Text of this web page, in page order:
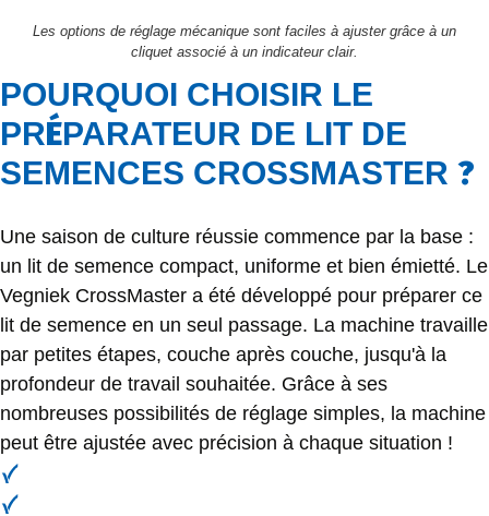
Les options de réglage mécanique sont faciles à ajuster grâce à un
cliquet associé à un indicateur clair.
POURQUOI CHOISIR LE
PRÉPARATEUR DE LIT DE
SEMENCES CROSSMASTER ?
Une saison de culture réussie commence par la base :
un lit de semence compact, uniforme et bien émietté. Le
Vegniek CrossMaster a été développé pour préparer ce
lit de semence en un seul passage. La machine travaille
par petites étapes, couche après couche, jusqu'à la
profondeur de travail souhaitée. Grâce à ses
nombreuses possibilités de réglage simples, la machine
peut être ajustée avec précision à chaque situation !